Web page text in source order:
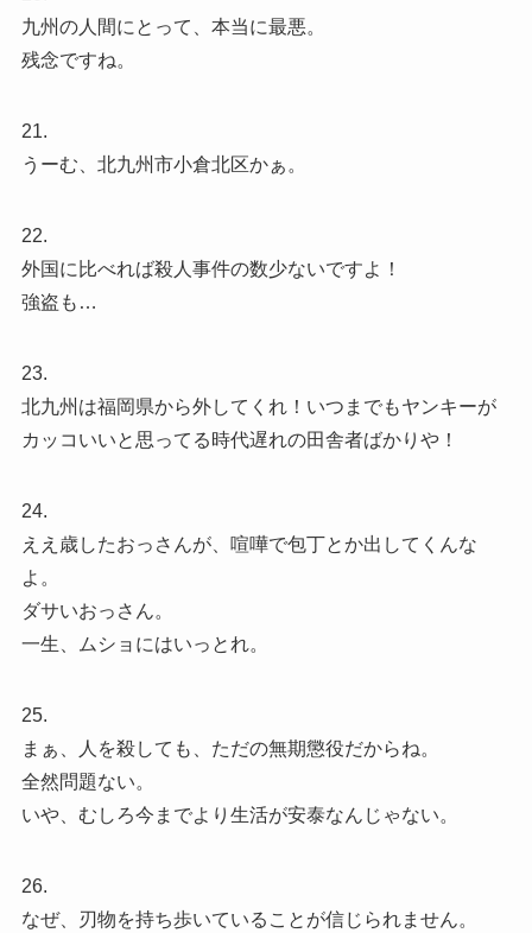
九州の人間にとって、本当に最悪。
残念ですね。
21.
うーむ、北九州市小倉北区かぁ。
22.
外国に比べれば殺人事件の数少ないですよ！
強盗も…
23.
北九州は福岡県から外してくれ！いつまでもヤンキーが
カッコいいと思ってる時代遅れの田舎者ばかりや！
24.
ええ歳したおっさんが、喧嘩で包丁とか出してくんな
よ。
ダサいおっさん。
一生、ムショにはいっとれ。
25.
まぁ、人を殺しても、ただの無期懲役だからね。
全然問題ない。
いや、むしろ今までより生活が安泰なんじゃない。
26.
なぜ、刃物を持ち歩いていることが信じられません。